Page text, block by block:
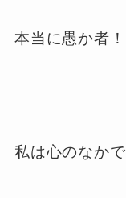
本当に愚か者！
私は心のなか